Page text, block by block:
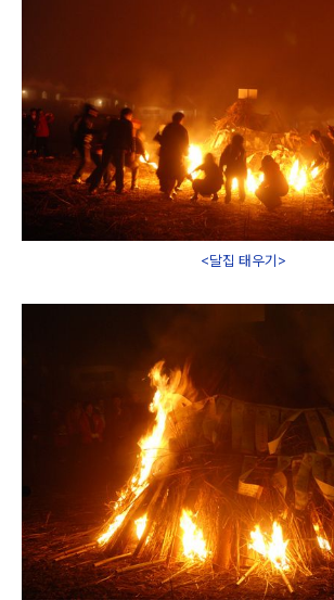
<달집 태우기>